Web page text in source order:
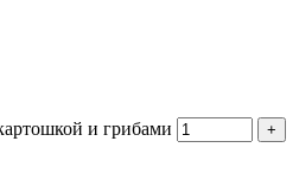
и грибами
+